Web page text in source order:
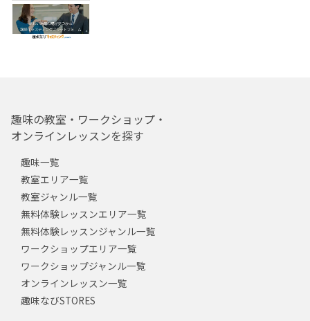
趣味の教室・ワークショップ・
オンラインレッスンを探す
趣味一覧
教室エリア一覧
教室ジャンル一覧
無料体験レッスンエリア一覧
無料体験レッスンジャンル一覧
ワークショップエリア一覧
ワークショップジャンル一覧
オンラインレッスン一覧
趣味なびSTORES